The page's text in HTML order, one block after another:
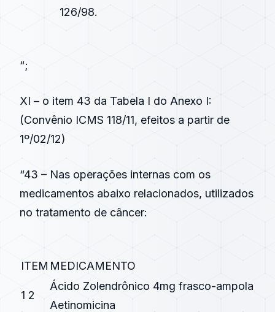
126/98.
“;
XI – o item 43 da Tabela I do Anexo I:
(Convênio ICMS 118/11, efeitos a partir de
1º/02/12)
“43 – Nas operações internas com os
medicamentos abaixo relacionados, utilizados
no tratamento de câncer:
ITEM MEDICAMENTO
1 2
Ácido Zolendrônico 4mg frasco-ampola
Aetinomicina